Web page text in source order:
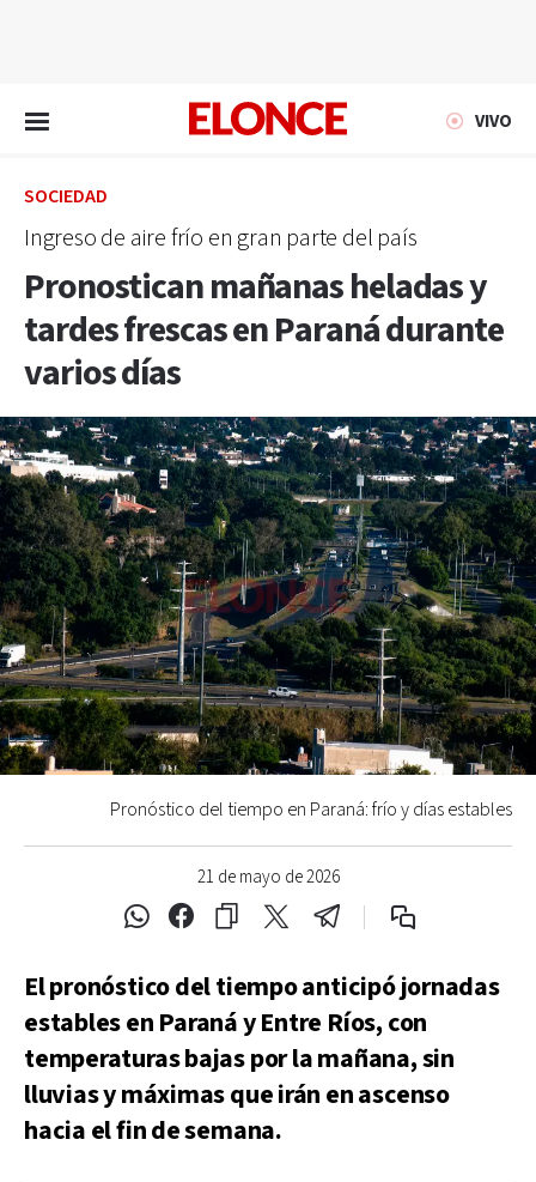
VIVO
SOCIEDAD
Ingreso de aire frío en gran parte del país
Pronostican mañanas heladas y
tardes frescas en Paraná durante
varios días
21 de mayo de 2026
Pronóstico del tiempo en Paraná: frío y días estables
El pronóstico del tiempo anticipó jornadas
estables en Paraná y Entre Ríos, con
temperaturas bajas por la mañana, sin
lluvias y máximas que irán en ascenso
hacia el fin de semana.